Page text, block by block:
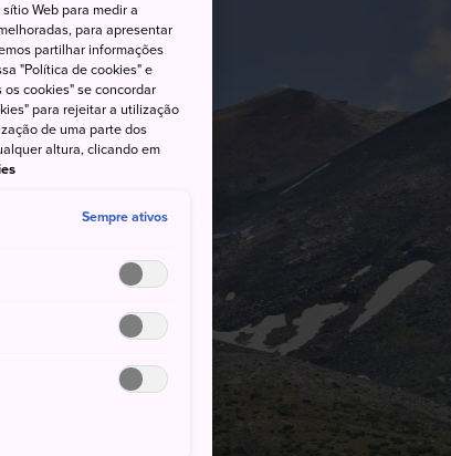
Web para medir a
para apresentar
partilhar informações
"Política de cookies" e
cookies" se concordar
para rejeitar a utilização
de uma parte dos
altura, clicando em
Sempre ativos